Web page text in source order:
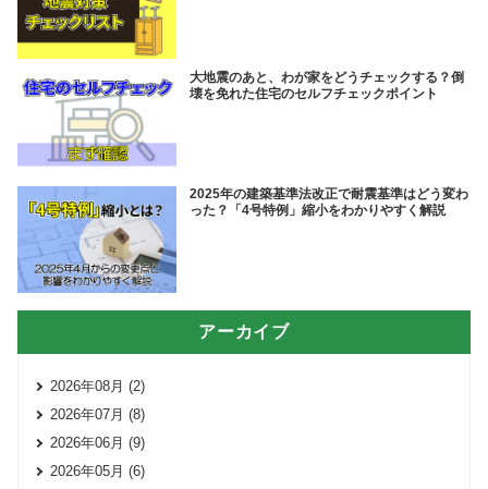
大地震のあと、わが家をどうチェックする？倒
壊を免れた住宅のセルフチェックポイント
2025年の建築基準法改正で耐震基準はどう変わ
った？「4号特例」縮小をわかりやすく解説
アーカイブ
2026年08月 (2)
2026年07月 (8)
2026年06月 (9)
2026年05月 (6)